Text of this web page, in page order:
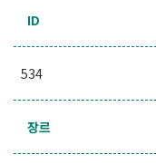
ID
534
장르